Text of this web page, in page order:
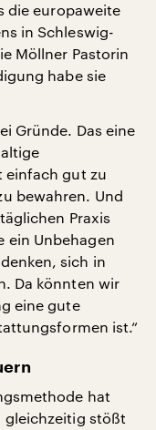
die europaweite
in Schleswig-
Möllner Pastorin
habe sie
Gründe. Das eine
einfach gut zu
bewahren. Und
Praxis
ein Unbehagen
sich in
Da könnten wir
eine gute
ist.“
hat
gleichzeitig stößt